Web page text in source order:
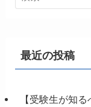
最近の投稿
【受験生が知